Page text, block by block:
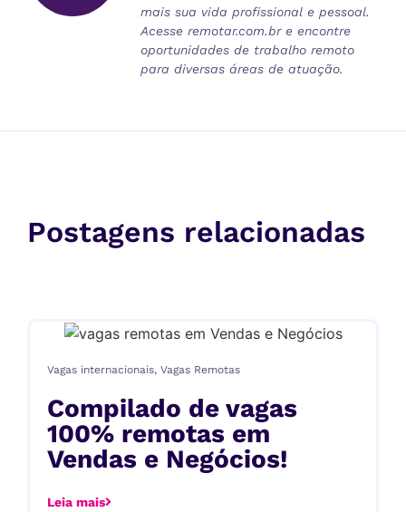
mais sua vida profissional e pessoal.
Acesse remotar.com.br e encontre
oportunidades de trabalho remoto
para diversas áreas de atuação.
Postagens relacionadas
Vagas internacionais,Vagas Remotas
Compilado de vagas
100% remotas em
Vendas e Negócios!
Leia mais